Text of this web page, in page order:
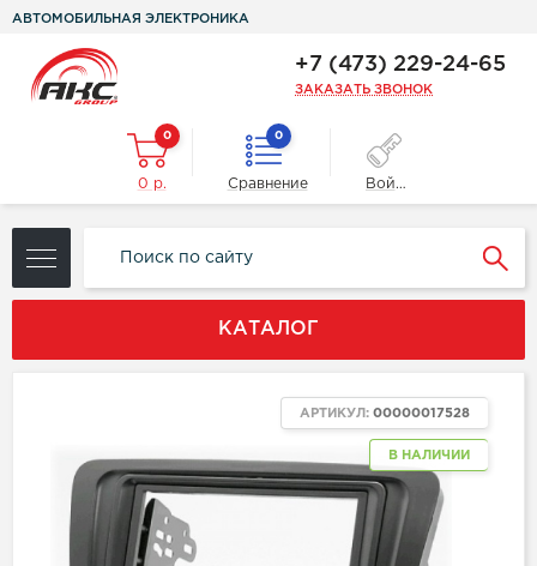
АВТОМОБИЛЬНАЯ ЭЛЕКТРОНИКА
+7 (473) 229-24-65
ЗАКАЗАТЬ ЗВОНОК
0
0 р.
0
Сравнение Войти
КАТАЛОГ
В НАЛИЧИИ
АРТИКУЛ: 00000017528